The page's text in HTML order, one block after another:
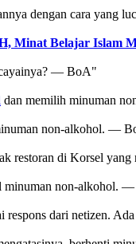
dengan cara yang
Minat Belajar Islam
— BoA"
dan memilih minuman
non-alkohol. —
restoran di Korsel
minuman non-alkohol.
respons dari netizen.